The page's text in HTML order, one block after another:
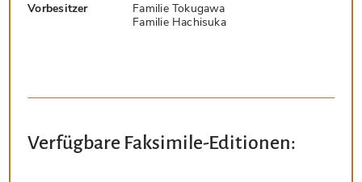
Vorbesitzer
Familie Tokugawa
Familie Hachisuka
Verfügbare Faksimile-Editionen: